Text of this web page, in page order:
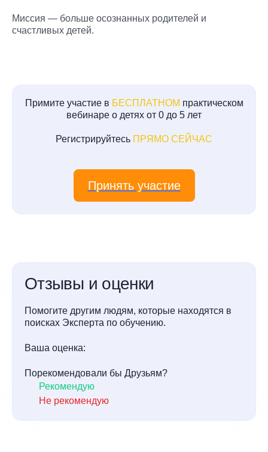
Миссия — больше осознанных родителей и
счастливых детей.
Примите участие в БЕСПЛАТНОМ практическом
вебинаре о детях от 0 до 5 лет
Регистрируйтесь ПРЯМО СЕЙЧАС
Принять участие
Отзывы и оценки
Помогите другим людям, которые находятся в
поисках Эксперта по обучению.
Ваша оценка:
Порекомендовали бы Друзьям?
Рекомендую
Не рекомендую